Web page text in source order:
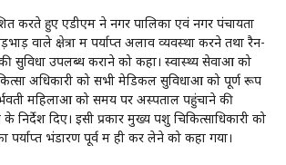
करते हुए एडीएम ने नगर पालिका एवं नगर पंचायतों
वाले क्षेत्रों में पर्याप्त अलाव व्यवस्था करने तथा रैन-
सुविधा उपलब्ध कराने को कहा। स्वास्थ्य सेवाओं को
अधिकारी को सभी मेडिकल सुविधाओं को पूर्ण रूप
महिलाओं को समय पर अस्पताल पहुंचाने की
निर्देश दिए। इसी प्रकार मुख्य पशु चिकित्साधिकारी को
पर्याप्त भंडारण पूर्व में ही कर लेने को कहा गया।